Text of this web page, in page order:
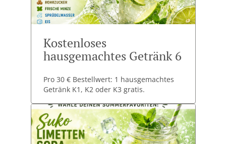
Kostenloses
hausgemachtes Getränk 6
Pro 30 € Bestellwert: 1 hausgemachtes
Getränk K1, K2 oder K3 gratis.